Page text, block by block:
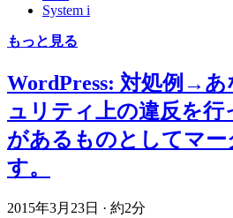
System i
もっと見る
WordPress: 対処例→
ュリティ上の違反を行
があるものとしてマー
す。
2015年3月23日 · 約2分